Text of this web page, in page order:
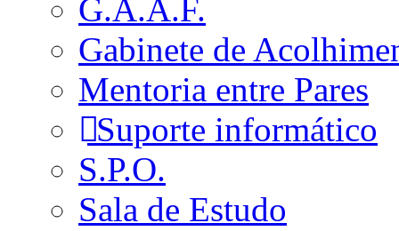
G.A.A.F.
Gabinete de
Mentoria entre Pares
Suporte informático
S.P.O.
Sala de Estudo